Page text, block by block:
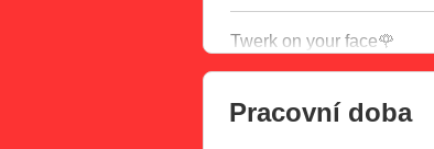
Twerk on your face🌹
Pracovní doba